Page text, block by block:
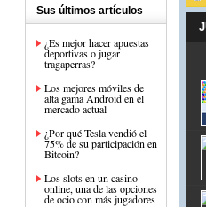
Sus últimos artículos
¿Es mejor hacer apuestas
deportivas o jugar
tragaperras?
Los mejores móviles de
alta gama Android en el
mercado actual
¿Por qué Tesla vendió el
75% de su participación en
Bitcoin?
Los slots en un casino
online, una de las opciones
de ocio con más jugadores